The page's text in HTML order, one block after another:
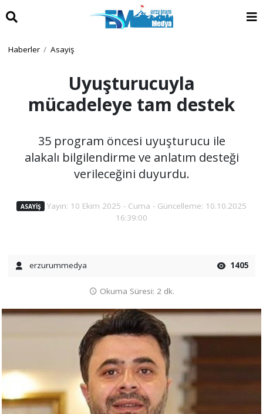
Haberler Asayiş
Uyuşturucuyla
mücadeleye tam destek
35 program öncesi uyuşturucu ile
alakalı bilgilendirme ve anlatım desteği
verileceğini duyurdu.
ASAYIŞ
Yayın: 10 Ekim 2025 - Cuma - Güncelleme: 10.10.2025
16:39:00
erzurummedya 1405
Okuma Süresi: 2 dk.